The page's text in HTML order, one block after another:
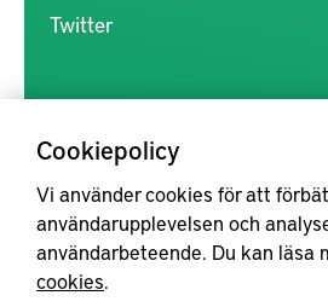
Cookiepolicy
Vi använder cookies för att
användarupplevelsen och
användarbeteende. Du kan läsa
cookies.
Twitter
Kunskapsförmedlingen är en
inom produkt- och
forskningsresultat mer tillgängliga för
samverkan mellan högskolor, institut och